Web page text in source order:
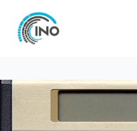
para